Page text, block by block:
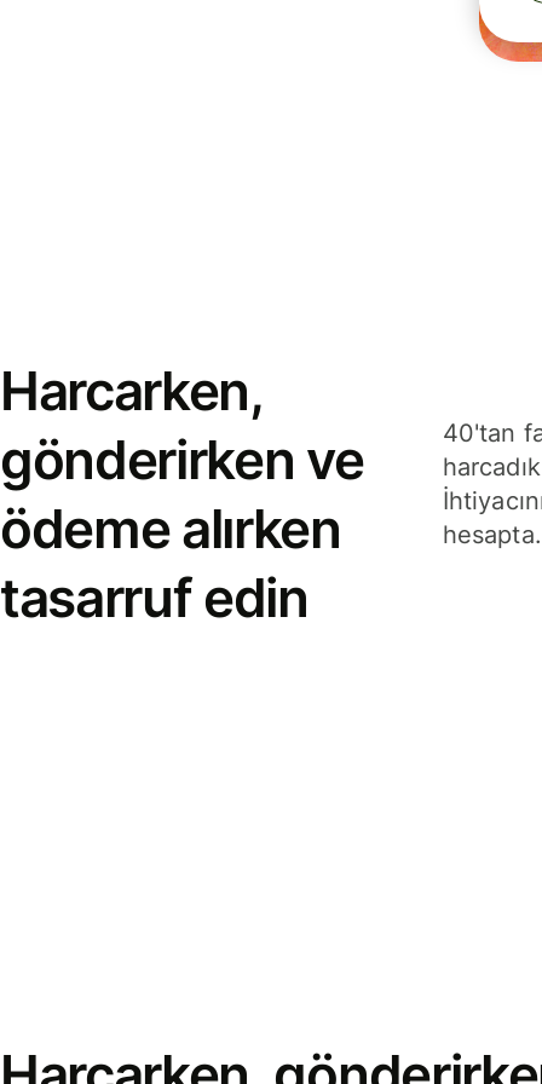
Harcarken,
gönderirken ve
ödeme alırken
tasarruf edin
40'tan
hesapta.